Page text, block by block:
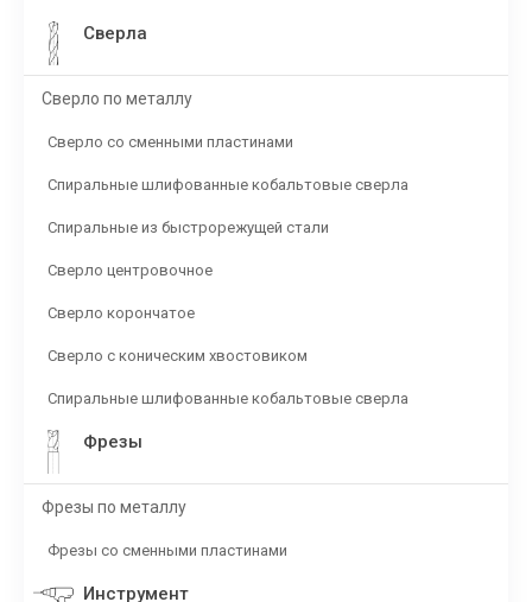
Сверла
Сверло по металлу
Сверло со сменными пластинами
Спиральные шлифованные кобальтовые сверла
Спиральные из быстрорежущей стали
Сверло центровочное
Сверло корончатое
Сверло с коническим хвостовиком
Спиральные шлифованные кобальтовые сверла
Фрезы
Фрезы по металлу
Фрезы со сменными пластинами
Инструмент